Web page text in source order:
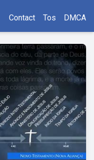
Contact Tos DMCA